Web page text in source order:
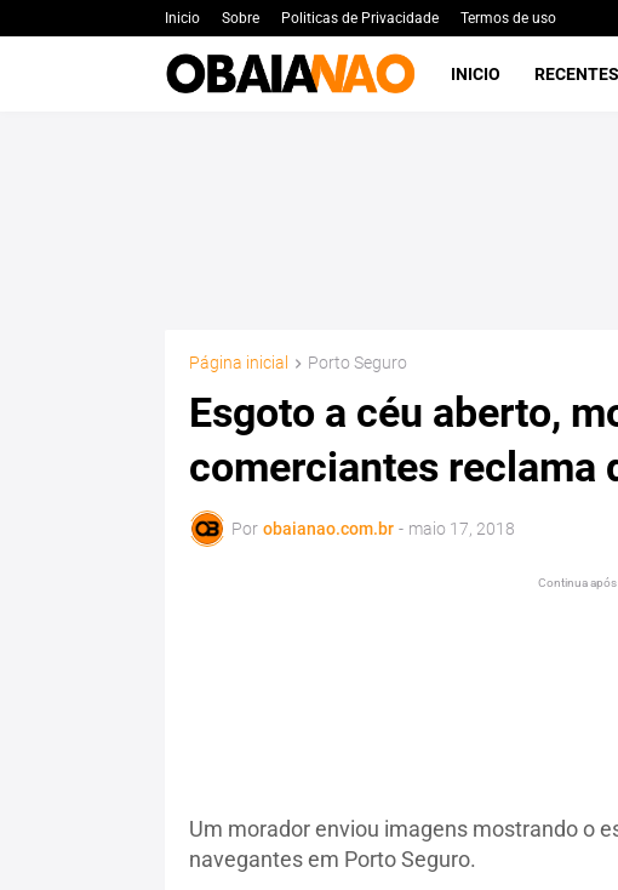
Inicio Sobre Politicas de Privacidade Termos de uso
INICIO RECENTES
Página inicial Porto Seguro
Esgoto a céu aberto,
comerciantes reclama
Por obaianao.com.br - maio 17, 2018
Continua
Um morador enviou imagens mostrando o
navegantes em Porto Seguro.